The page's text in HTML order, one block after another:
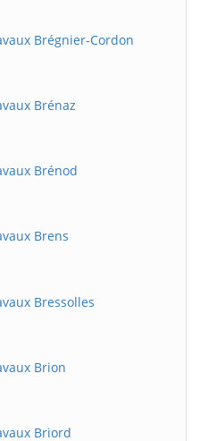
Brégnier-Cordon
Brénaz
Brénod
Brens
Bressolles
Brion
Briord